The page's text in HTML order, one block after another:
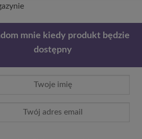
mnie kiedy produkt będzie
dostępny